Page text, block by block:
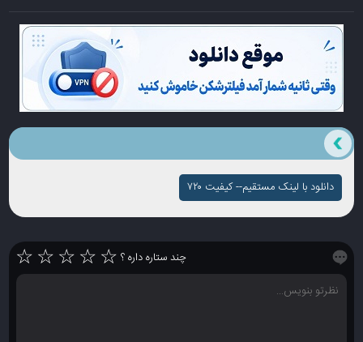
دانلود با لینک مستقیم-- کیفیت ۷۲۰
چند ستاره داره ؟ ☆
☆
☆
☆
☆